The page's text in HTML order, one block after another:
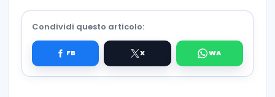
Condividi questo articolo: